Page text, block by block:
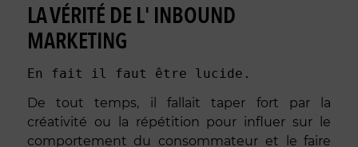
LA VÉRITÉ DE L' INBOUND
MARKETING
En fait il faut être lucide.
De tout temps, il fallait taper fort par la
créativité ou la répétition pour influer sur le
comportement du consommateur et le faire